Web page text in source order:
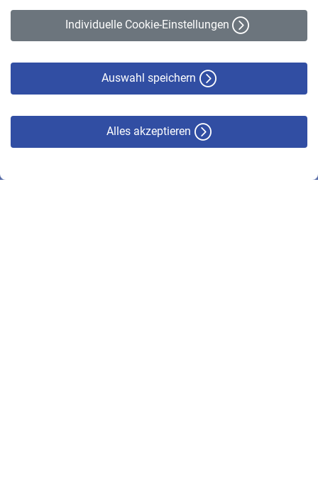
Individuelle Cookie-Einstellungen
Auswahl speichern
Alles akzeptieren
Erklärung zur Barrierefreiheit
© VBL 2026